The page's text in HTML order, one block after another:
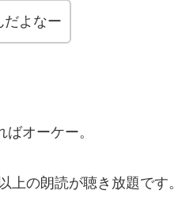
だよなー
オーケー。
上の朗読が聴き放題です。